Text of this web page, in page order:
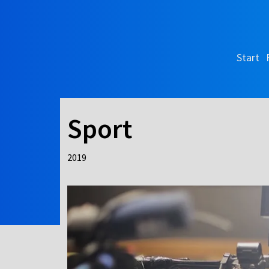
Start
Sport
2019